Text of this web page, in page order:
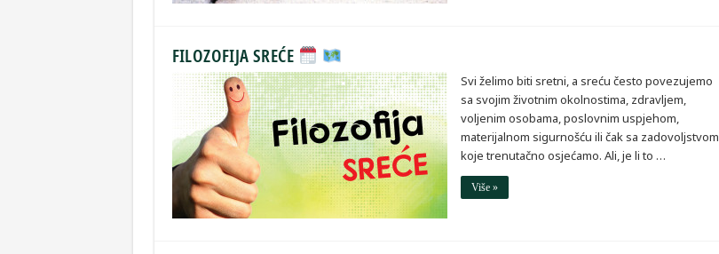
FILOZOFIJA SREĆE
Svi želimo biti sretni, a sreću često povezujemo
sa svojim životnim okolnostima, zdravljem,
voljenim osobama, poslovnim uspjehom,
materijalnom sigurnošću ili čak sa zadovoljstvom
koje trenutačno osjećamo. Ali, je li to …
Više »